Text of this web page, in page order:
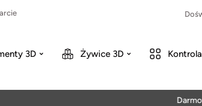
3D Żywice 3D
Darmowa